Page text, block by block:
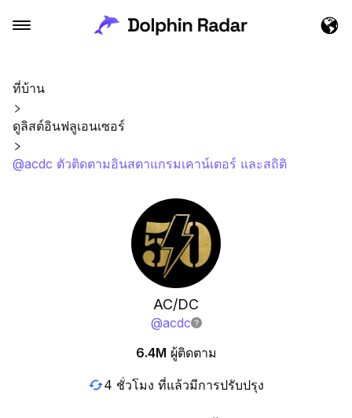
ที่บ้าน
ดูลิสต์อินฟลูเอนเซอร์
@acdc ตัวติดตามอินสตาแกรมเคาน์เตอร์ และสถิติ
AC/DC
@acdc
6.4M ผู้ติดตาม
4 ชั่วโมง ที่แล้วมีการปรับปรุง